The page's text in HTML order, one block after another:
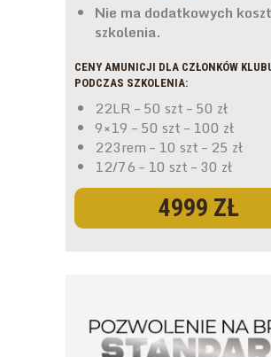
Nie ma dodatkowych
szkolenia.
CENY AMUNICJI DLA CZŁONKÓW
PODCZAS SZKOLENIA:
22LR – 50 szt – 50 zł
9×19 – 50 szt – 100 zł
223rem – 10 szt – 25 zł
12/76 – 10 szt – 30 zł
4999 ZŁ